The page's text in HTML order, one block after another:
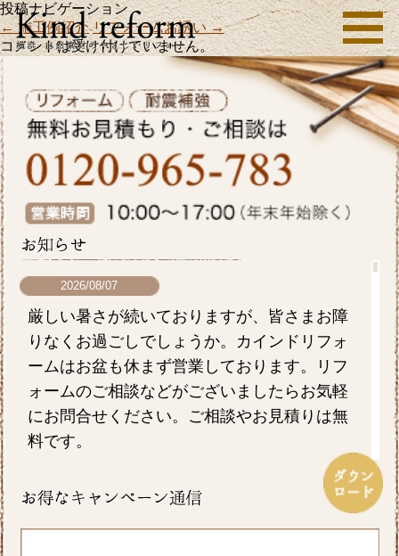
投稿ナビゲーション
←施工例紹介 リフォームお誘い→
コメントは受け付けていません。
2026/08/07
厳しい暑さが続いておりますが、皆さまお障
りなくお過ごしでしょうか。カインドリフォ
ームはお盆も休まず営業しております。リフ
ォームのご相談などがございましたらお気軽
にお問合せください。ご相談やお見積りは無
料です。
毎日暑い日が続きますがお元気にお過ごしで